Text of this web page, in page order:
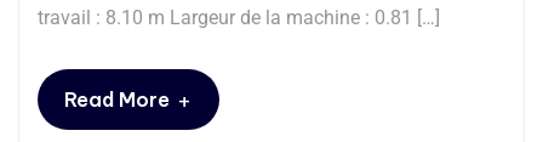
travail : 8.10 m Largeur de la machine : 0.81 […]
Read More +